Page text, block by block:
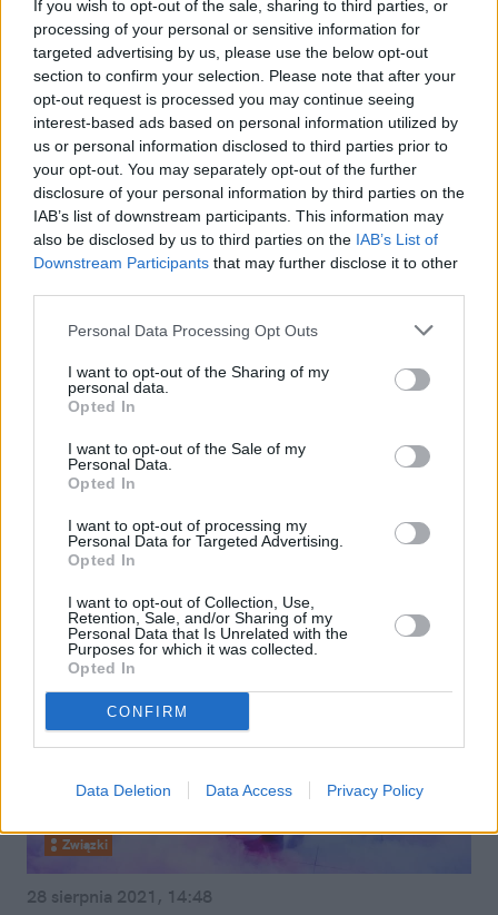
If you wish to opt-out of the sale, sharing to third parties, or
processing of your personal or sensitive information for
targeted advertising by us, please use the below opt-out
section to confirm your selection. Please note that after your
opt-out request is processed you may continue seeing
interest-based ads based on personal information utilized by
us or personal information disclosed to third parties prior to
your opt-out. You may separately opt-out of the further
disclosure of your personal information by third parties on the
IAB’s list of downstream participants. This information may
also be disclosed by us to third parties on the IAB’s List of
Downstream Participants that may further disclose it to other
Personal Data Processing Opt Outs
I want to opt-out of the Sharing of my
personal data.
Opted In
I want to opt-out of the Sale of my
Personal Data.
Opted In
I want to opt-out of processing my
Personal Data for Targeted Advertising.
Opted In
I want to opt-out of Collection, Use,
Retention, Sale, and/or Sharing of my
Personal Data that Is Unrelated with the
Purposes for which it was collected.
Opted In
CONFIRM
Data Deletion Data Access Privacy Policy
30 grudnia 2021, 15:01
Piosenki o seksie oralnym na
"Sylwestrze Marzeń"? Może
bogobojna TVP nie wie, kogo
zaprosiła
Związki
28 sierpnia 2021, 14:48